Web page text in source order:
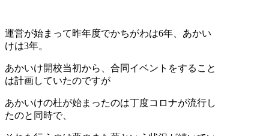
運営が始まって昨年度でかちがわは6年、あかい
けは3年。
あかいけ開校当初から、合同イベントをすること
は計画していたのですが
あかいけの杜が始まったのは丁度コロナが流行し
たのと同時で、